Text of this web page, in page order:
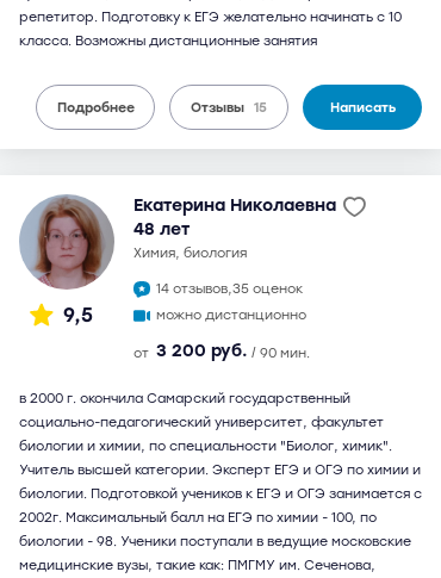
репетитор. Подготовку к ЕГЭ желательно начинать с 10
класса. Возможны дистанционные занятия
Подробнее Отзывы 15 Написать
9,5
Екатерина Николаевна
48 лет
химия, биология
14 отзывов,35 оценок
можно дистанционно
от 3 200 руб. / 90 мин.
в 2000 г. окончила Самарский государственный
социально-педагогический университет, факультет
биологии и химии, по специальности "Биолог, химик".
Учитель высшей категории. Эксперт ЕГЭ и ОГЭ по химии и
биологии. Подготовкой учеников к ЕГЭ и ОГЭ занимается с
2002г. Максимальный балл на ЕГЭ по химии - 100, по
биологии - 98. Ученики поступали в ведущие московские
медицинские вузы, такие как: ПМГМУ им. Сеченова,